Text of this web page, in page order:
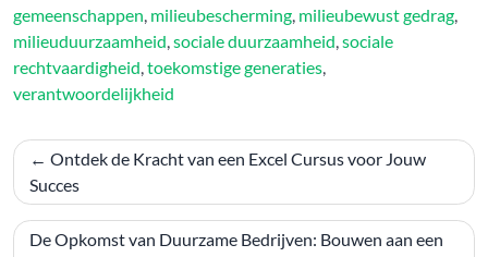
gemeenschappen, milieubescherming, milieubewust gedrag,
milieuduurzaamheid,sociale duurzaamheid,sociale
rechtvaardigheid,toekomstige generaties,
verantwoordelijkheid
Bericht
navigatie
Ontdek de Kracht van een Excel Cursus voor Jouw
Succes
De Opkomst van Duurzame Bedrijven: Bouwen aan een